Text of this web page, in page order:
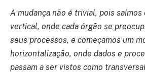
A mudança não é trivial, pois saímos
vertical, onde cada órgão se
seus processos, e começamos um
horizontalização, onde dados e
passam a ser vistos como